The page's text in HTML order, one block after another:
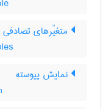
متغیّرهای تصادفی
نمایش پیوسته